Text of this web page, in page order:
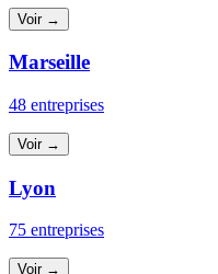
Voir →
Marseille
48 entreprises
Voir →
Lyon
75 entreprises
Voir →